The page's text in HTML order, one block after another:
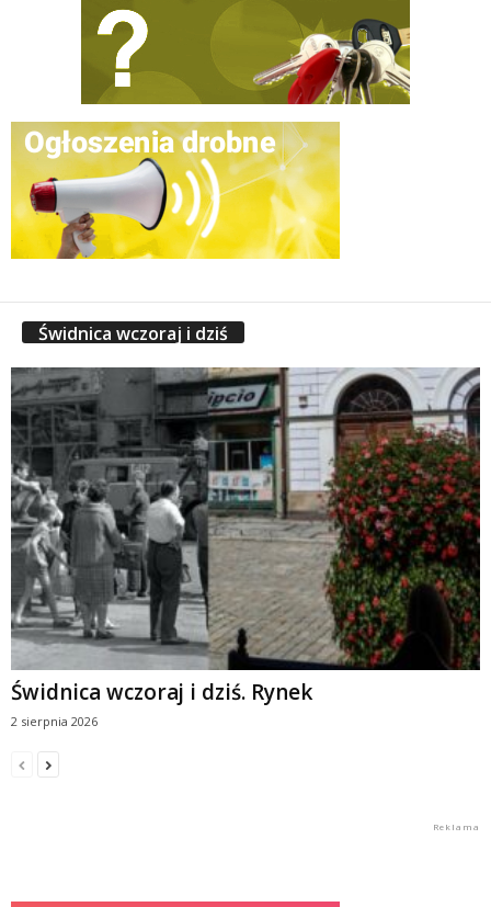
Świdnica wczoraj i dziś
Świdnica wczoraj i dziś. Rynek
2 sierpnia 2026